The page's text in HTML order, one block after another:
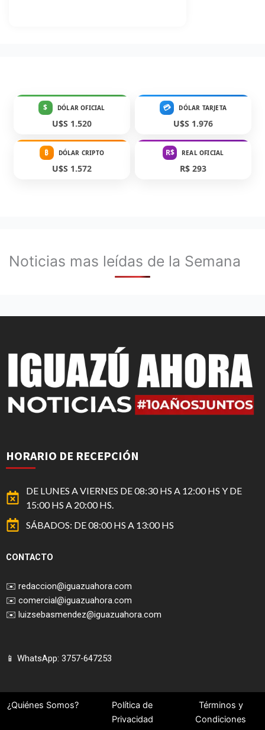
$ DÓLAR OFICIAL
U$S 1.520
💳 DÓLAR TARJETA
U$S 1.976
₿ DÓLAR CRIPTO
U$S 1.572
R$ REAL OFICIAL
R$ 293
Noticias mas leídas de la Semana
HORARIO DE RECEPCIÓN
DE LUNES A VIERNES DE 08:30 HS A 12:00 HS Y DE
15:00 HS A 20:00 HS.
SÁBADOS: DE 08:00 HS A 13:00 HS
CONTACTO
✉️ redaccion@iguazuahora.com
✉️ comercial@iguazuahora.com
✉️ luizsebasmendez@iguazuahora.com
📱 WhatsApp: 3757-647253
¿Quiénes Somos?
Política de
Privacidad
Términos y
Condiciones